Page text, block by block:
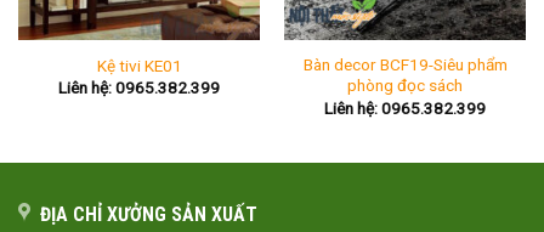
Kệ tivi KE01
Liên hệ: 0965.382.399
Bàn decor BCF19-Siêu phẩm
phòng đọc sách
Liên hệ: 0965.382.399
ĐỊA CHỈ XƯỞNG SẢN XUẤT